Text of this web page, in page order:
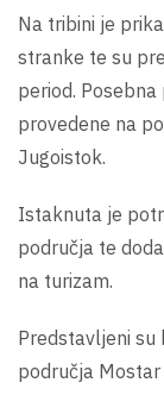
Na tribini je
stranke te su
period.
provedene na
Jugoistok.
Istaknuta je
područja te
na turizam.
Predstavljeni su
područja